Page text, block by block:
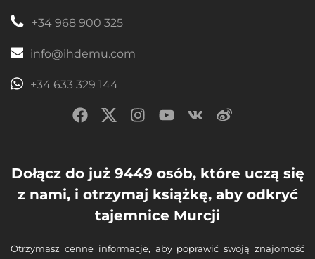
+34 968 900 325
info@ihdemu.com
+34 633 329 144
Dołącz do już 9449 osób, które uczą się
z nami, i otrzymaj książkę, aby odkryć
tajemnice Murcji
Otrzymasz cenne informacje, aby poprawić swoją znajomość